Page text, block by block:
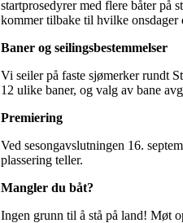
startprosedyrer med flere båter på
kommer tilbake til hvilke onsdager
Baner og seilingsbestemmelser
Vi seiler på faste sjømerker rundt
12 ulike baner, og valg av bane
Premiering
Ved sesongavslutningen 16.
plassering teller.
Mangler du båt?
Ingen grunn til å stå på land! Møt